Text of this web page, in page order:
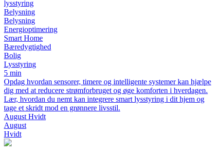
lysstyring
Belysning
Belysning
Energioptimering
Smart Home
Bæredygtighed
Bolig
Lysstyring
5 min
Opdag hvordan sensorer, timere og intelligente systemer kan hjælpe
dig med at reducere strømforbruget og øge komforten i hverdagen.
Lær, hvordan du nemt kan integrere smart lysstyring i dit hjem og
tage et skridt mod en grønnere livsstil.
August Hvidt
August
Hvidt